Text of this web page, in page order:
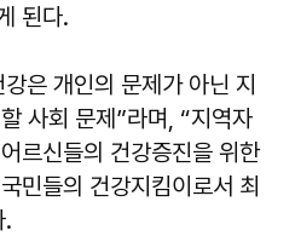
된다.
은 개인의 문제가 아닌 지
사회 문제”라며, “지역자
르신들의 건강증진을 위한
민들의 건강지킴이로서 최
.